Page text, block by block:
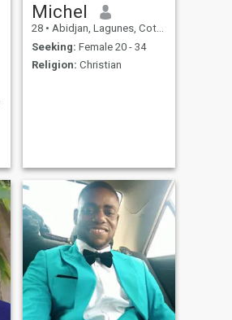
Michel
28 • Abidjan, Lagunes, Cote d'Ivoire
Seeking: Female 20 - 34
Religion: Christian